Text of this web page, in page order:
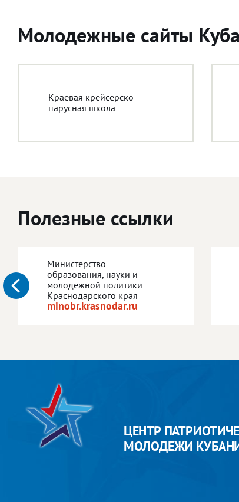
Молодежные сайты
Краевая крейсерско-
парусная школа
Полезные ссылки
Министерство
образования, науки и
молодежной политики
Краснодарского края
minobr.krasnodar.ru
ЦЕНТР
МОЛОДЕЖИ